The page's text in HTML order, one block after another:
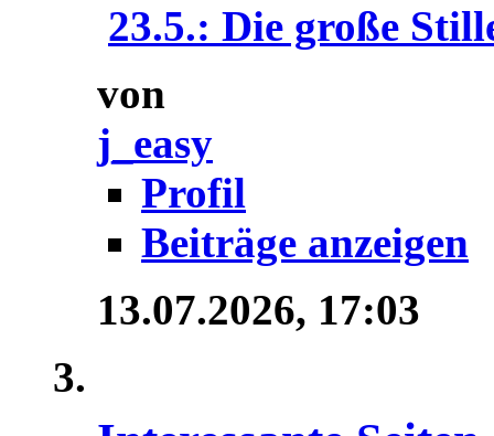
23.5.: Die große
von
j_easy
Profil
Beiträge anzeigen
13.07.2026, 17:03